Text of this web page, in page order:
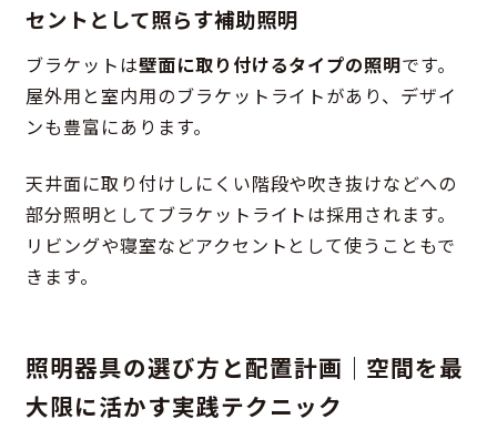
セントとして照らす補助照明
ブラケットは壁面に取り付けるタイプの照明です。
屋外用と室内用のブラケットライトがあり、デザイ
ンも豊富にあります。
天井面に取り付けしにくい階段や吹き抜けなどへの
部分照明としてブラケットライトは採用されます。
リビングや寝室などアクセントとして使うこともで
きます。
照明器具の選び方と配置計画｜空間を最
大限に活かす実践テクニック